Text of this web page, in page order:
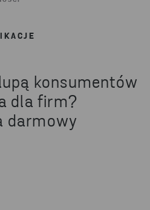
lupą konsumentów
dla firm?
darmowy